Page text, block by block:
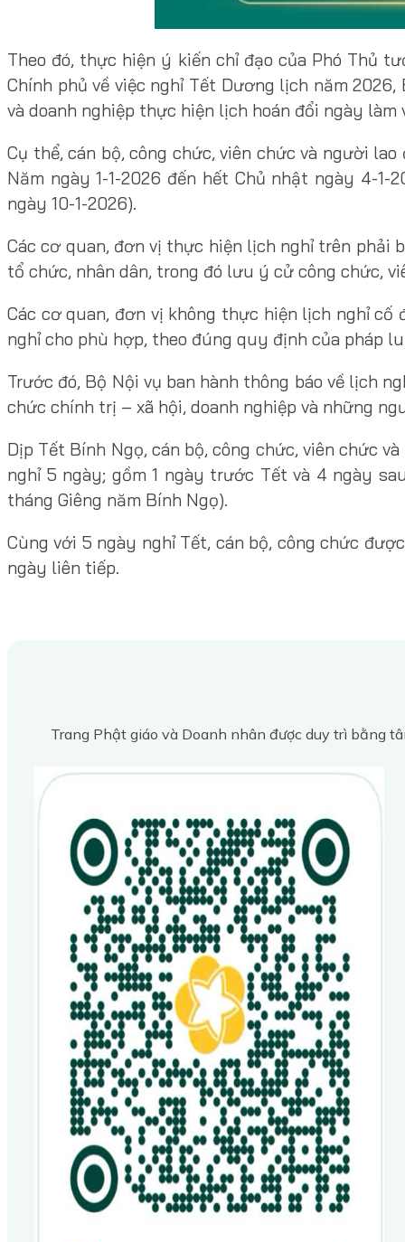
Theo đó, thực hiện ý kiến chỉ đạo của Phó Thủ
Chính phủ về việc nghỉ Tết Dương lịch năm
và doanh nghiệp thực hiện lịch hoán đổi ngày làm
Cụ thể, cán bộ, công chức, viên chức và người
Năm ngày 1-1-2026 đến hết Chủ nhật ngày 4-
ngày 10-1-2026).
Các cơ quan, đơn vị thực hiện lịch nghỉ trên phải
tổ chức, nhân dân, trong đó lưu ý cử công chức,
Các cơ quan, đơn vị không thực hiện lịch nghỉ
nghỉ cho phù hợp, theo đúng quy định của pháp
Trước đó, Bộ Nội vụ ban hành thông báo về lịch
chức chính trị – xã hội, doanh nghiệp và những
Dịp Tết Bính Ngọ, cán bộ, công chức, viên chức
nghỉ 5 ngày; gồm 1 ngày trước Tết và 4 ngày
tháng Giêng năm Bính Ngọ).
Cùng với 5 ngày nghỉ Tết, cán bộ, công chức
ngày liên tiếp.
Trang Phật giáo và Doanh nhân được duy trì bằng